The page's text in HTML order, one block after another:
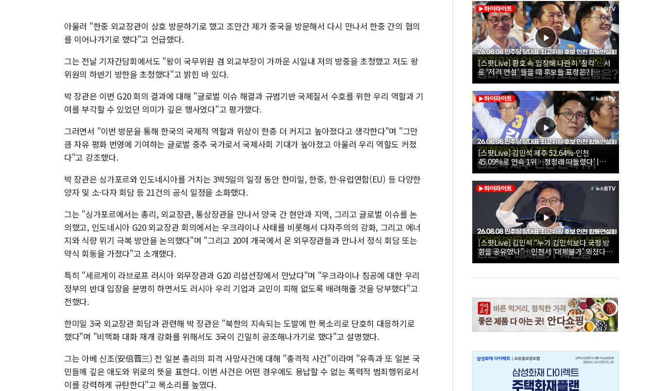
아울러 "한중 외교장관이 상호 방문하기로 했고 조만간 제가 중국을 방문해서 다시 만나서 한중 간의 협의
를 이어나가기로 했다"고 언급했다.
그는 전날 기자간담회에서도 "왕이 국무위원 겸 외교부장이 가까운 시일내 저의 방중을 초청했고 저도 왕
위원의 하반기 방한을 초청했다"고 밝힌 바 있다.
박 장관은 이번 G20 회의 결과에 대해 "글로벌 이슈 해결과 규범기반 국제질서 수호를 위한 우리 역할과 기
여를 부각할 수 있었던 의미가 깊은 행사였다"고 평가했다.
그러면서 "이번 방문을 통해 한국의 국제적 역할과 위상이 한층 더 커지고 높아졌다고 생각한다"며 "그만
큼 자유 평화 번영에 기여하는 글로벌 중추 국가로서 국제사회 기대가 높아졌고 아울러 우리 역할도 커졌
다"고 강조했다.
박 장관은 싱가포르와 인도네시아를 거치는 3박5일의 일정 동안 한미일, 한중, 한·유럽연합(EU) 등 다양한
양자 및 소·다자 회담 등 21건의 공식 일정을 소화했다.
그는 "싱가포르에서는 총리, 외교장관, 통상장관을 만나서 양국 간 현안과 지역, 그리고 글로벌 이슈를 논
의했고, 인도네시아 G20 외교장관 회의에서는 우크라이나 사태를 비롯해서 다자주의의 강화, 그리고 에너
지와 식량 위기 극복 방안을 논의했다"며 "그리고 20여 개국에서 온 외무장관들과 만나서 정식 회담 또는
약식 회동을 가졌다"고 소개했다.
특히 "세르게이 라브로프 러시아 외무장관과 G20 리셥션장에서 만났다"며 "우크라이나 침공에 대한 우리
정부의 반대 입장을 분명히 하면서도 러시아 우리 기업과 교민이 피해 없도록 배려해줄 것을 당부했다"고
전했다.
한미일 3국 외교장관 회담과 관련해 박 장관은 "북한의 지속되는 도발에 한 목소리로 단호히 대응하기로
했다"며 "비핵화 대화 재개 강화를 위해서도 3국이 긴밀히 공조해나가기로 했다"고 설명했다.
그는 아베 신조(安倍晋三) 전 일본 총리의 피격 사망사건에 대해 "충격적 사건"이라며 "유족과 또 일본 국
민들께 깊은 애도와 위로의 뜻을 표한다. 이번 사건은 어떤 경우에도 용납할 수 없는 폭력적 범죄행위로서
이를 강력하게 규탄한다"고 목소리를 높였다.
[스팟Live] 환호 속 입장해 나란히 ‘찰칵’…서
로 ‘저격 연설’ 들을 때 후보들 표정은? |
26.08.08 더불어민주당 당대표·최고위원 후
보 인천 합동연설회
[스팟Live] 김민석 제주 52.64%·인천
45.09%로 연속 1위…정청래 따돌렸다’ |
26.08.08 더불어민주당 당대표·최고위원 후
보 인천 합동연설회
[스팟Live] 김민석 “누가 김민석보다 국정 방
향을 공유했나”…인천서 ‘대체불가’ 외쳤다 |
26.08.08 더불어민주당 당대표·최고위원 후